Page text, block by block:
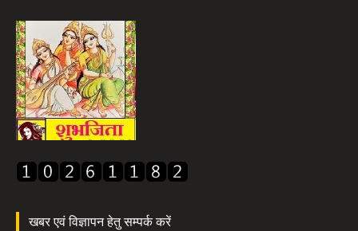
खबर एवं विज्ञापन हेतु सम्पर्क करें